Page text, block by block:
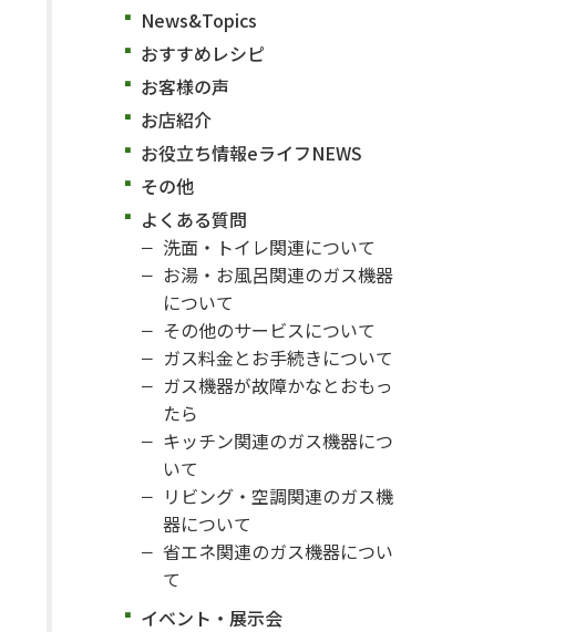
News&Topics
おすすめレシピ
お客様の声
お店紹介
お役立ち情報eライフNEWS
その他
よくある質問
洗面・トイレ関連について
お湯・お風呂関連のガス機器
について
その他のサービスについて
ガス料金とお手続きについて
ガス機器が故障かなとおもっ
たら
キッチン関連のガス機器につ
いて
リビング・空調関連のガス機
器について
省エネ関連のガス機器につい
て
イベント・展示会